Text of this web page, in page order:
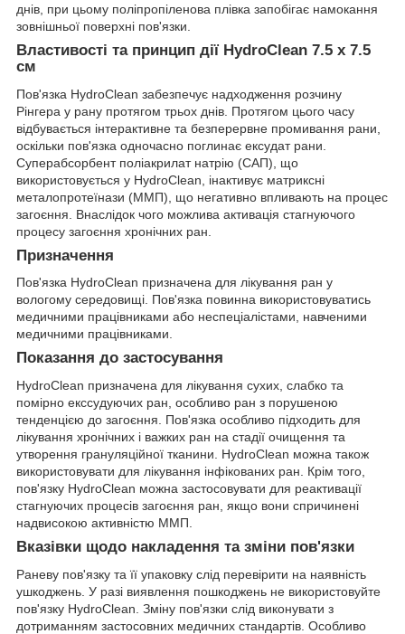
днів, при цьому поліпропіленова плівка запобігає намокання
зовнішньої поверхні пов'язки.
Властивості та принцип дії HydroClean 7.5 х 7.5
см
Пов'язка HydroClean забезпечує надходження розчину
Рінгера у рану протягом трьох днів. Протягом цього часу
відбувається інтерактивне та безперервне промивання рани,
оскільки пов'язка одночасно поглинає ексудат рани.
Суперабсорбент поліакрилат натрію (САП), що
використовується у HydroClean, інактивує матриксні
металопротеїнази (ММП), що негативно впливають на процес
загоєння. Внаслідок чого можлива активація стагнуючого
процесу загоєння хронічних ран.
Призначення
Пов'язка HydroClean призначена для лікування ран у
вологому середовищі. Пов'язка повинна використовуватись
медичними працівниками або неспеціалістами, навченими
медичними працівниками.
Показання до застосування
HydroClean призначена для лікування сухих, слабко та
помірно екссудуючих ран, особливо ран з порушеною
тенденцією до загоєння. Пов'язка особливо підходить для
лікування хронічних і важких ран на стадії очищення та
утворення грануляційної тканини. HydroClean можна також
використовувати для лікування інфікованих ран. Крім того,
пов'язку HydroClean можна застосовувати для реактивації
стагнуючих процесів загоєння ран, якщо вони спричинені
надвисокою активністю ММП.
Вказівки щодо накладення та зміни пов'язки
Раневу пов'язку та її упаковку слід перевірити на наявність
ушкоджень. У разі виявлення пошкоджень не використовуйте
пов'язку HydroClean. Зміну пов'язки слід виконувати з
дотриманням застосовних медичних стандартів. Особливо